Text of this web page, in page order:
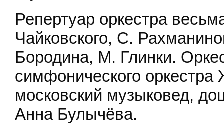
Репертуар оркестра
Чайковского, С.
Бородина, М. Глинки.
симфонического
московский музыковед,
Анна Булычёва.